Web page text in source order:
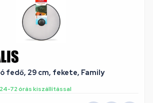
fedő, 29 cm, fekete, Family
72 órás kiszállítással